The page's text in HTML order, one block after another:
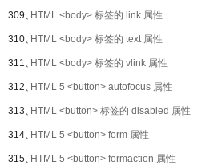
309、HTML <body> 标签的 link 属性
310、HTML <body> 标签的 text 属性
311、HTML <body> 标签的 vlink 属性
312、HTML 5 <button> autofocus 属性
313、HTML <button> 标签的 disabled 属性
314、HTML 5 <button> form 属性
315、HTML 5 <button> formaction 属性